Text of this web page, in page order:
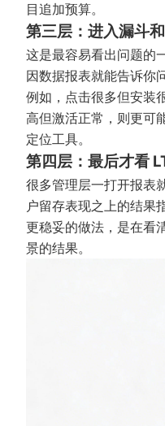
目追加预算。
第三层：进入漏斗
这是最容易看出问题的
因数据报表就能告诉你
例如，点击很多但安装
高但激活正常，则更可
定位工具。
第四层：最后才看
很多管理层一打开报表
户留存表现之上的结果
更稳妥的做法，是在看
景的结果。